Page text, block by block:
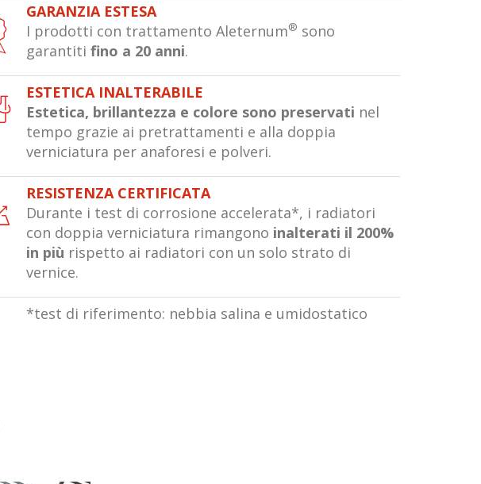
GARANZIA ESTESA
I prodotti con trattamento Aleternum® sono
garantiti fino a 20 anni.
ESTETICA INALTERABILE
Estetica, brillantezza e colore sono preservati nel
tempo grazie ai pretrattamenti e alla doppia
verniciatura per anaforesi e polveri.
RESISTENZA CERTIFICATA
Durante i test di corrosione accelerata*, i radiatori
con doppia verniciatura rimangono inalterati il 200%
in più rispetto ai radiatori con un solo strato di
vernice.
*test di riferimento: nebbia salina e umidostatico